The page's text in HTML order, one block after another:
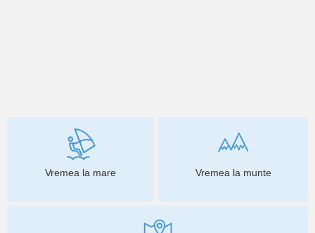
Vremea la mare Vremea la munte